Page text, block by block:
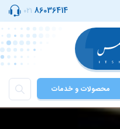
021 86036414
محصولات و خدمات